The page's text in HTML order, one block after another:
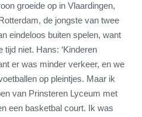
groeide op in Vlaardingen,
de jongste van twee
eindeloos buiten spelen, want
tijd niet. Hans: ‘Kinderen
er was minder verkeer, en we
op pleintjes. Maar ik
van Prinsteren Lyceum met
een basketbal court. Ik was